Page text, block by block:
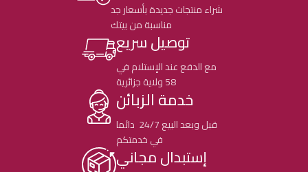
شراء منتجات جديدة بأسعار جد
مناسبة من بيتك
توصيل سريع
مع الدفع عند الإستلام في
58 ولاية جزائرية
خدمة الزبائن
قبل وبعد البيع 24/7 دائما
في خدمتكم
إستبدال مجاني